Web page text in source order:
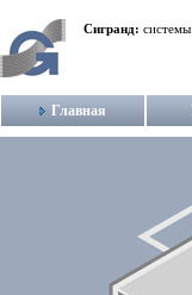
Сигранд:
Главная